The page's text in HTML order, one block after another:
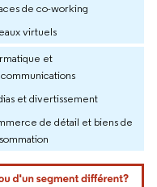
de co-working
virtuels
et
et divertissement
de détail et biens de